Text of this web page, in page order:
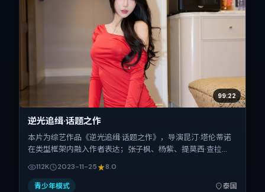
99:22
逆光追缉·话题之作
本片为综艺作品《逆光追缉·话题之作》，导演昆汀·塔伦蒂诺
在类型框架内融入作者表达；张子枫、杨紫、提莫西·查拉
与出品背景为泰国。上映时间 2023年11月25日（公映登记日
2023-11-25），全片112分钟，节奏张弛有度。
112K 2023-11-25 8.0
青少年模式 泰国